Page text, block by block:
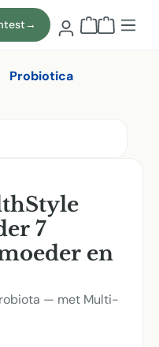
→
Probiotica
7
en
— met Multi-